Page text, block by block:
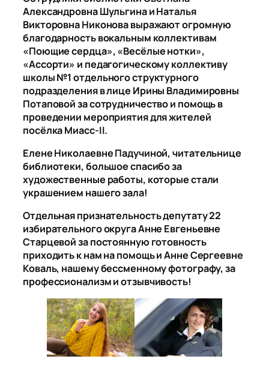
Александровна Шульгина и Наталья
Викторовна Никонова выражают огромную
благодарность вокальным коллективам
«Поющие сердца», «Весёлые нотки»,
«Ассорти» и педагогическому коллективу
школы №1 отдельного структурного
подразделения в лице Ирины Владимировны
Потаповой за сотрудничество и помощь в
проведении мероприятия для жителей
посёлка Миасс-II.
Елене Николаевне Падучиной, читательнице
библиотеки, большое спасибо за
художественные работы, которые стали
украшением нашего зала!
Отдельная признательность депутату 22
избирательного округа Анне Евгеньевне
Старцевой за постоянную готовность
приходить к нам на помощь и Анне Сергеевне
Коваль, нашему бессменному фотографу, за
профессионализм и отзывчивость!